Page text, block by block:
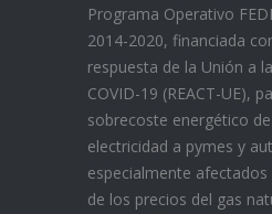
Programa Operativo
2014-2020, financiada
respuesta de la Unión a
COVID-19 (REACT-UE),
sobrecoste energético
electricidad a pymes y
especialmente
de los precios del gas